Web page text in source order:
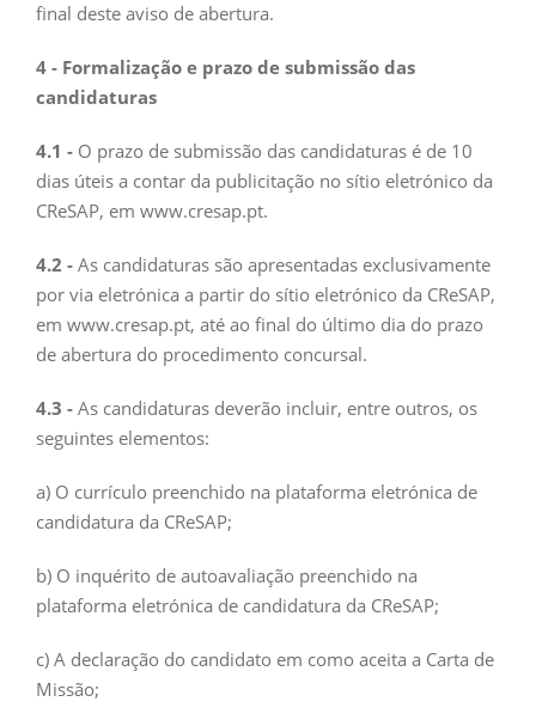
final deste aviso de abertura.
4 - Formalização e prazo de submissão das
candidaturas
4.1 - O prazo de submissão das candidaturas é de 10
dias úteis a contar da publicitação no sítio eletrónico da
CReSAP, em www.cresap.pt.
4.2 - As candidaturas são apresentadas exclusivamente
por via eletrónica a partir do sítio eletrónico da CReSAP,
em www.cresap.pt, até ao final do último dia do prazo
de abertura do procedimento concursal.
4.3 - As candidaturas deverão incluir, entre outros, os
seguintes elementos:
a) O currículo preenchido na plataforma eletrónica de
candidatura da CReSAP;
b) O inquérito de autoavaliação preenchido na
plataforma eletrónica de candidatura da CReSAP;
c) A declaração do candidato em como aceita a Carta de
Missão;